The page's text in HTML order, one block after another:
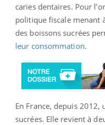
caries dentaires. Pour
politique fiscale menant
des boissons sucrées
leur consommation.
En France, depuis 2012,
sucrées. Elle revient à